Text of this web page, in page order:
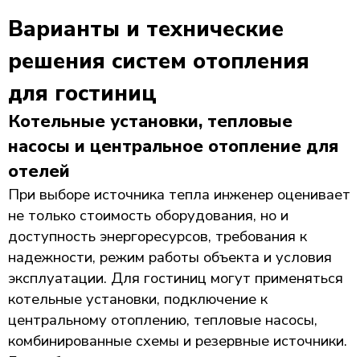
Варианты и технические
решения систем отопления
для гостиниц
Котельные установки, тепловые
насосы и центральное отопление для
отелей
При выборе источника тепла инженер оценивает
не только стоимость оборудования, но и
доступность энергоресурсов, требования к
надежности, режим работы объекта и условия
эксплуатации. Для гостиниц могут применяться
котельные установки, подключение к
центральному отоплению, тепловые насосы,
комбинированные схемы и резервные источники.